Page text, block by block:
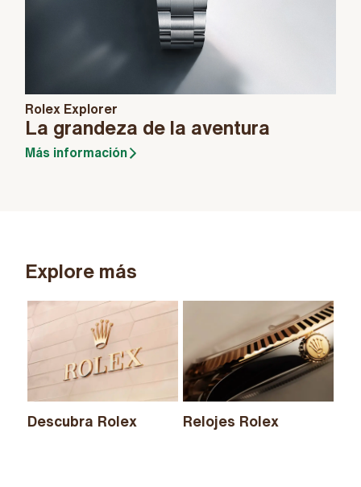
Rolex Explorer
La grandeza de la aventura
Más información
Explore más
Descubra Rolex Relojes Rolex